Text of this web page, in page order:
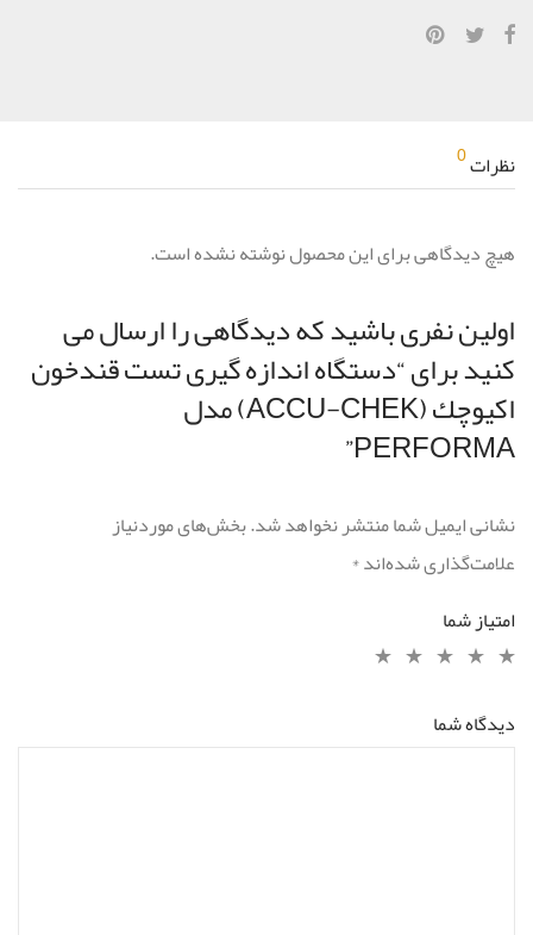
نظرات0
هیچ دیدگاهی برای این محصول نوشته نشده است.
اولین نفری باشید که دیدگاهی را ارسال می
کنید برای “دستگاه اندازه گیری تست قندخون
اكيوچك (ACCU-CHEK) مدل
PERFORMA”
نشانی ایمیل شما منتشر نخواهد شد.بخش‌های موردنیاز
علامت‌گذاری شده‌اند*
امتیاز شما
دیدگاه شما